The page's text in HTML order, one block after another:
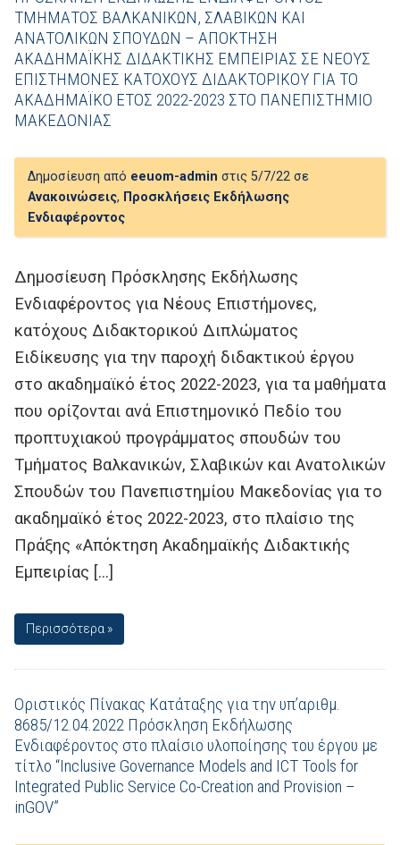
ΤΜΗΜΑΤΟΣ ΒΑΛΚΑΝΙΚΩΝ, ΣΛΑΒΙΚΩΝ ΚΑΙ
ΑΝΑΤΟΛΙΚΩΝ ΣΠΟΥΔΩΝ – ΑΠΟΚΤΗΣΗ
ΑΚΑΔΗΜΑΪΚΗΣ ΔΙΔΑΚΤΙΚΗΣ ΕΜΠΕΙΡΙΑΣ ΣΕ ΝΕΟΥΣ
ΕΠΙΣΤΗΜΟΝΕΣ ΚΑΤΟΧΟΥΣ ΔΙΔΑΚΤΟΡΙΚΟΥ ΓΙΑ ΤΟ
ΑΚΑΔΗΜΑΪΚΟ ΕΤΟΣ 2022-2023 ΣΤΟ ΠΑΝΕΠΙΣΤΗΜΙΟ
ΜΑΚΕΔΟΝΙΑΣ
Δημοσίευση από eeuom-admin στις 5/7/22 σε
Ανακοινώσεις, Προσκλήσεις Εκδήλωσης
Ενδιαφέροντος
Δημοσίευση Πρόσκλησης Εκδήλωσης
Ενδιαφέροντος για Νέους Επιστήμονες,
κατόχους Διδακτορικού Διπλώματος
Ειδίκευσης για την παροχή διδακτικού έργου
στο ακαδημαϊκό έτος 2022-2023, για τα μαθήματα
που ορίζονται ανά Επιστημονικό Πεδίο του
προπτυχιακού προγράμματος σπουδών του
Τμήματος Βαλκανικών, Σλαβικών και Ανατολικών
Σπουδών του Πανεπιστημίου Μακεδονίας για το
ακαδημαϊκό έτος 2022-2023, στο πλαίσιο της
Πράξης «Απόκτηση Ακαδημαϊκής Διδακτικής
Εμπειρίας […]
Περισσότερα »
Οριστικός Πίνακας Κατάταξης για την υπ’αριθμ.
8685/12.04.2022 Πρόσκληση Εκδήλωσης
Ενδιαφέροντος στο πλαίσιο υλοποίησης του έργου με
τίτλο “Inclusive Governance Models and ICT Tools for
Integrated Public Service Co-Creation and Provision –
inGOV”